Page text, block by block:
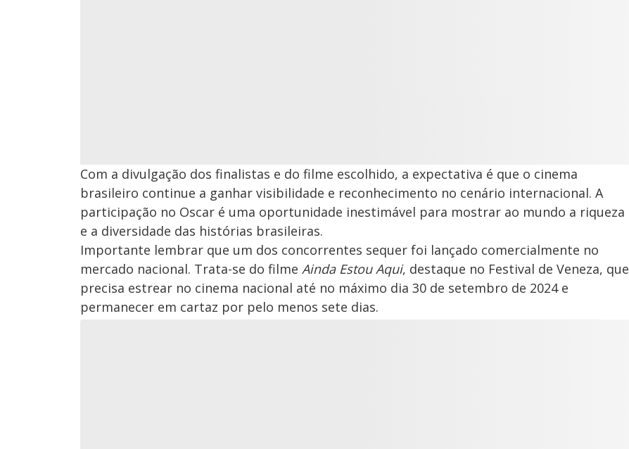
Com a divulgação dos finalistas e do filme escolhido, a expectativa é que o cinema
brasileiro continue a ganhar visibilidade e reconhecimento no cenário internacional. A
participação no Oscar é uma oportunidade inestimável para mostrar ao mundo a riqueza
e a diversidade das histórias brasileiras.
Importante lembrar que um dos concorrentes sequer foi lançado comercialmente no
mercado nacional. Trata-se do filme Ainda Estou Aqui, destaque no Festival de Veneza, que
precisa estrear no cinema nacional até no máximo dia 30 de setembro de 2024 e
permanecer em cartaz por pelo menos sete dias.